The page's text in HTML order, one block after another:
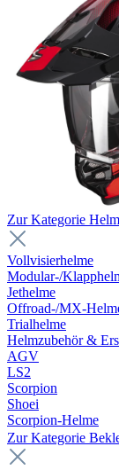
Zur Kategorie
Vollvisierhelme
Modular-/
Jethelme
Offroad-/MX-
Trialhelme
Helmzubehör &
AGV
LS2
Scorpion
Shoei
Scorpion-Helme
Zur Kategorie